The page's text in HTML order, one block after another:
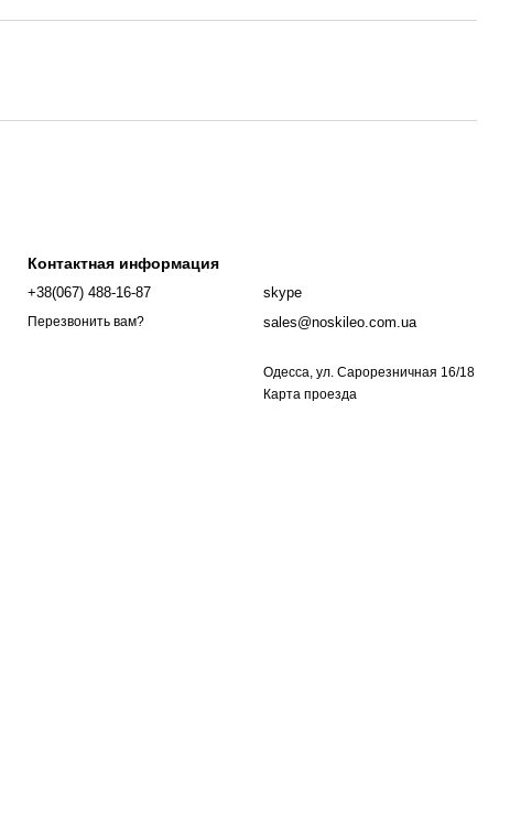
Контактная информация
+38(067) 488-16-87
Перезвонить вам?
skype
sales@noskileo.com.ua
Одесса, ул. Сарорезничная 16/18
Карта проезда